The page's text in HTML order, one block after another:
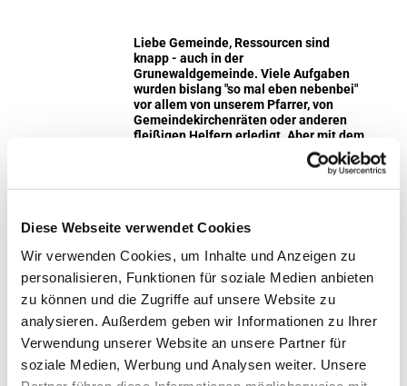
Diese Webseite verwendet Cookies
Wir verwenden Cookies, um Inhalte und Anzeigen zu
personalisieren, Funktionen für soziale Medien anbieten
zu können und die Zugriffe auf unsere Website zu
analysieren. Außerdem geben wir Informationen zu Ihrer
Verwendung unserer Website an unsere Partner für
soziale Medien, Werbung und Analysen weiter. Unsere
Liebe Gemeinde, Ressourcen sind
knapp - auch in der
Grunewaldgemeinde. Viele Aufgaben
wurden bislang "so mal eben nebenbei"
vor allem von unserem Pfarrer, von
Gemeindekirchenräten oder anderen
fleißigen Helfern erledigt. Aber mit dem
"mal eben nebenbei" ist es nicht mehr
getan und wir möchten und müssen uns
Seelsorge geben. Wir haben
Stellenbeschreibungen erstellt, für die
wir dringend Unterstützung suchen. Das
oder 10 - das ist unerheblich und hängt
ganz von Ihrer Verfügbarkeit ab. Wir
freuen uns über jede helfende Hand, um
unsere Gemeinde so lebendig zu
halten, wie sie ist. Schauen Sie einmal,
ob was für Sie dabei ist.